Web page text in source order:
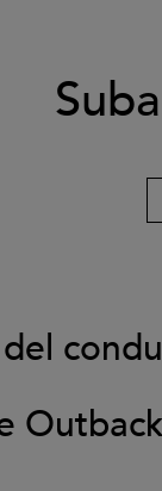
Outback